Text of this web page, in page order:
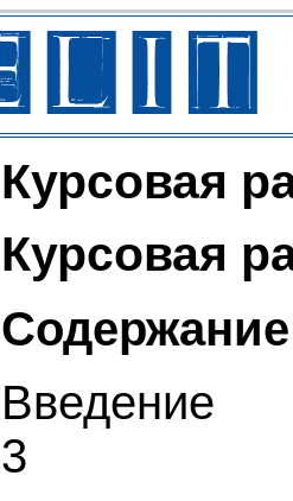
Курсовая
Курсовая
Содержание
3